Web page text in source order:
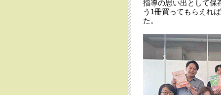
指導の思い出として保
う1冊買ってもらえれ
た。